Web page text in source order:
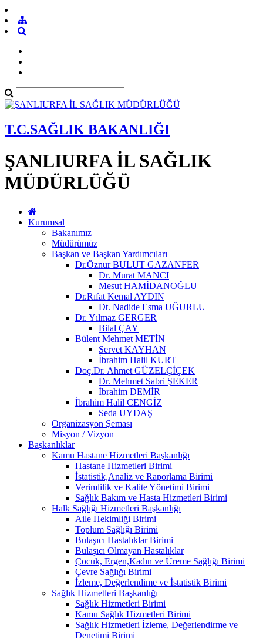
T.C.SAĞLIK BAKANLIĞI
ŞANLIURFA İL SAĞLIK
MÜDÜRLÜĞÜ
Kurumsal
Bakanımız
Müdürümüz
Başkan ve Başkan Yardımcıları
Dr.Öznur BULUT GAZANFER
Dr. Murat MANCI
Mesut HAMİDANOĞLU
Dr.Rıfat Kemal AYDIN
Dt. Nadide Esma UĞURLU
Dr. Yılmaz GERGER
Bilal ÇAY
Bülent Mehmet METİN
Servet KAYHAN
İbrahim Halil KURT
Doç.Dr. Ahmet GÜZELÇİÇEK
Dr. Mehmet Sabri ŞEKER
İbrahim DEMİR
İbrahim Halil CENGİZ
Seda UYDAŞ
Organizasyon Şeması
Misyon / Vizyon
Başkanlıklar
Kamu Hastane Hizmetleri Başkanlığı
Hastane Hizmetleri Birimi
İstatistik,Analiz ve Raporlama Birimi
Verimlilik ve Kalite Yönetimi Birimi
Sağlık Bakım ve Hasta Hizmetleri Birimi
Halk Sağlığı Hizmetleri Başkanlığı
Aile Hekimliği Birimi
Toplum Sağlığı Birimi
Bulaşıcı Hastalıklar Birimi
Bulaşıcı Olmayan Hastalıklar
Çocuk, Ergen,Kadın ve Üreme Sağlığı Birimi
Çevre Sağlığı Birimi
İzleme, Değerlendime ve İstatistik Birimi
Sağlık Hizmetleri Başkanlığı
Sağlık Hizmetleri Birimi
Kamu Sağlık Hizmetleri Birimi
Sağlık Hizmetleri İzleme, Değerlendirme ve
Denetimi Birimi